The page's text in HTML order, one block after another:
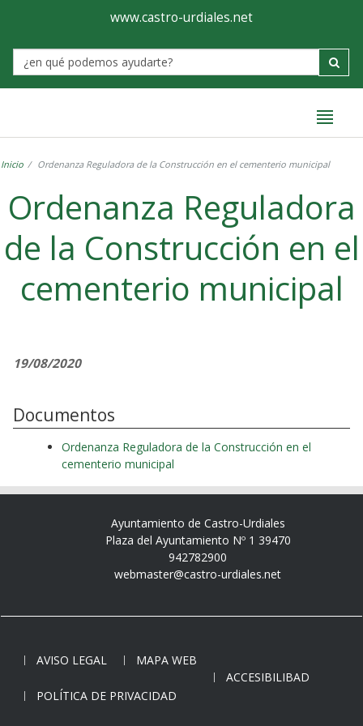
Ayuntamiento
de
Castro-
www.castro-urdiales.net
Label
Inicio Ordenanza Reguladora de la Construcción en el cementerio municipal
Ordenanza Reguladora
de la Construcción en el
cementerio municipal
19/08/2020
Documentos
Ordenanza Reguladora de la Construcción en el
cementerio municipal
Ayuntamiento de Castro-Urdiales
Plaza del Ayuntamiento Nº 1 39470
942782900
webmaster@castro-urdiales.net
AVISO LEGAL
MAPA WEB
ACCESIBILIBAD
POLÍTICA DE PRIVACIDAD